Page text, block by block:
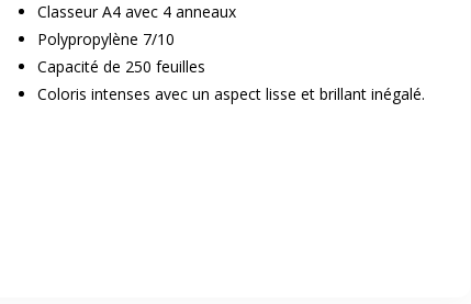
en plein écran
suivant
Classeur A4 avec 4 anneaux
Polypropylène 7/10
Capacité de 250 feuilles
Coloris intenses avec un aspect lisse et brillant inégalé.